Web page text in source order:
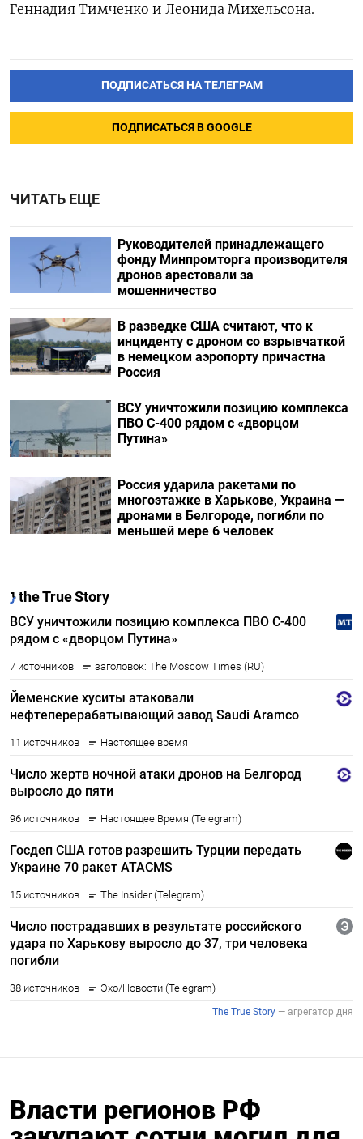
Геннадия Тимченко и Леонида Михельсона.
ПОДПИСАТЬСЯ НА ТЕЛЕГРАМ
ПОДПИСАТЬСЯ В GOOGLE
ЧИТАТЬ ЕЩЕ
Руководителей принадлежащего
фонду Минпромторга производителя
дронов арестовали за
мошенничество
В разведке США считают, что к
инциденту с дроном со взрывчаткой
в немецком аэропорту причастна
Россия
ВСУ уничтожили позицию комплекса
ПВО С-400 рядом с «дворцом
Путина»
Россия ударила ракетами по
многоэтажке в Харькове, Украина —
дронами в Белгороде, погибли по
меньшей мере 6 человек
Власти регионов РФ